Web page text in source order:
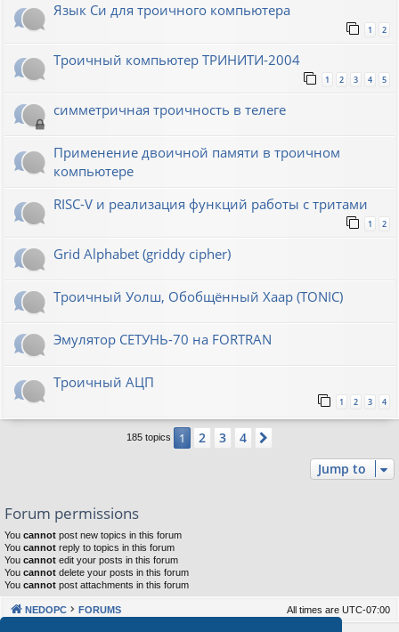
Язык Си для троичного компьютера
1 2
Троичный компьютер ТРИНИТИ-2004
1 2 3 4 5
симметричная троичность в телеге
Применение двоичной памяти в троичном
компьютере
RISC-V и реализация функций работы с тритами
1 2
Grid Alphabet (griddy cipher)
Троичный Уолш, Обобщённый Хаар (TONIC)
Эмулятор СЕТУНЬ-70 на FORTRAN
Троичный АЦП
1 2 3 4
185 topics 1 2 3 4
Jump to
Forum permissions
You cannot post new topics in this forum
You cannot reply to topics in this forum
You cannot edit your posts in this forum
You cannot delete your posts in this forum
You cannot post attachments in this forum
NEDOPC FORUMS All times are UTC-07:00